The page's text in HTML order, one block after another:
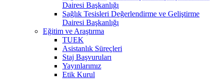
Dairesi Başkanlığı
Sağlık Tesisleri Değerlendirme ve Geliştirme
Dairesi Başkanlığı
Eğitim ve Araştırma
TUEK
Asistanlık Süreçleri
Staj Başvuruları
Yayınlarımız
Etik Kurul